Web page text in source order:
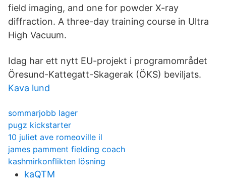
field imaging, and one for powder X-ray
diffraction. A three-day training course in Ultra
High Vacuum.
Idag har ett nytt EU-projekt i programområdet
Öresund-Kattegatt-Skagerak (ÖKS) beviljats.
Kava lund
sommarjobb lager
pugz kickstarter
10 juliet ave romeoville il
james pamment fielding coach
kashmirkonflikten lösning
kaQTM